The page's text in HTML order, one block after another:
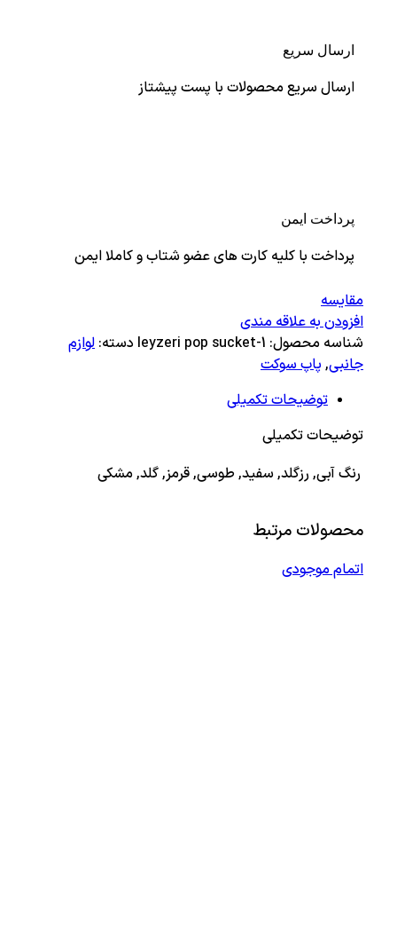
ارسال سریع
ارسال سریع محصولات با پست پیشتاز
پرداخت ایمن
پرداخت با کلیه کارت های عضو شتاب و کاملا ایمن
مقايسه
افزودن به علاقه مندی
شناسه محصول: leyzeri pop sucket-1 دسته: لوازم
جانبی, پاپ سوکت
توضیحات تکمیلی
توضیحات تکمیلی
رنگآبی, رزگلد, سفید, طوسی, قرمز, گلد, مشکی
محصولات مرتبط
اتمام موجودی